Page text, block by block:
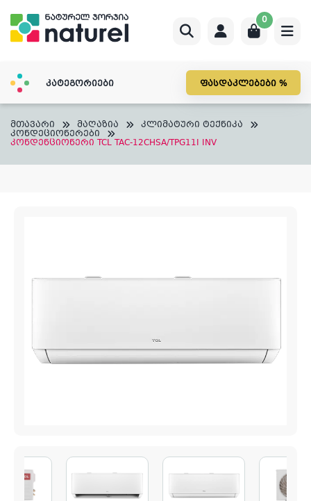
content
0
კატეგორიები ფასდაკლებები %
მთავარი მაღაზია კლიმატური ტექნიკა
კონდეციონერები
კონდენციონერი TCL TAC-12CHSA/TPG11I INV